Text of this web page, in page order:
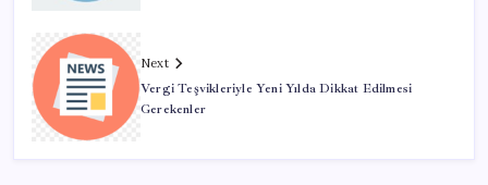
Next
Vergi Teşvikleriyle Yeni Yılda Dikkat Edilmesi
Gerekenler